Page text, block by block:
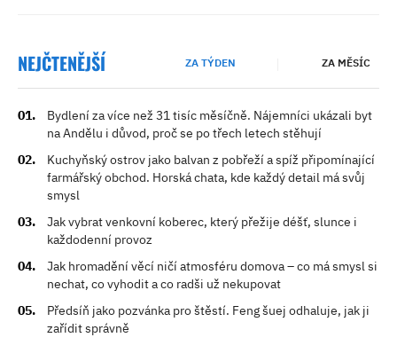
NEJČTENĚJŠÍ ZA TÝDEN ZA MĚSÍC
Bydlení za více než 31 tisíc měsíčně. Nájemníci ukázali byt
na Andělu i důvod, proč se po třech letech stěhují
Kuchyňský ostrov jako balvan z pobřeží a spíž připomínající
farmářský obchod. Horská chata, kde každý detail má svůj
smysl
Jak vybrat venkovní koberec, který přežije déšť, slunce i
každodenní provoz
Jak hromadění věcí ničí atmosféru domova – co má smysl si
nechat, co vyhodit a co radši už nekupovat
Předsíň jako pozvánka pro štěstí. Feng šuej odhaluje, jak ji
zařídit správně